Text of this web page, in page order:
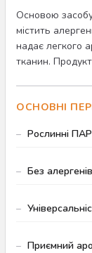
Основою
містить
надає легкого
тканин. Продукт
ОСНОВНІ
Рослинні ПАР
Без алергенів
Приємний